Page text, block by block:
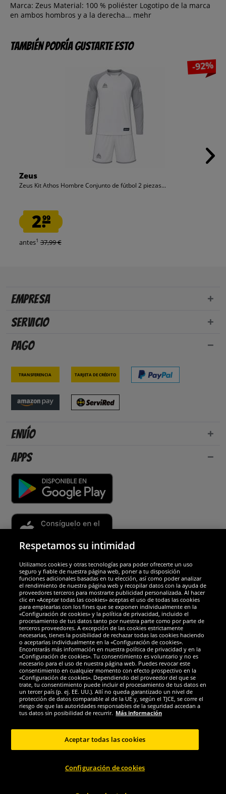
Marca: Zeus Material: 100 % poliéster Logotipo de la marca
en ambos hombros y a la derecha... mehr
También podría gustarte esto
-92%
Zeus
Zeus Kit Athos Hombre Conjunto de fútbol 2 piezas...
2.99
antes1 37,99 €
Empresa
Servicio
Pago
Transferencia Tarjeta de crédito
Envío
Apps
Socios y seguridad
Galardones
Redes sociales
Todos los derechos reservados
Respetamos su intimidad
Utilizamos cookies y otras tecnologías para poder ofrecerte un uso
seguro y fiable de nuestra página web, poner a tu disposición
funciones adicionales basadas en tu elección, así como poder analizar
el rendimiento de nuestra página web y recopilar datos con la ayuda de
proveedores terceros para mostrarte publicidad personalizada. Al hacer
clic en «Aceptar todas las cookies» aceptas el uso de todas las cookies
para emplearlas con los fines que se exponen individualmente en la
«Configuración de cookies» y la política de privacidad, incluido el
procesamiento de tus datos tanto por nuestra parte como por parte de
terceros proveedores. A excepción de las cookies estrictamente
necesarias, tienes la posibilidad de rechazar todas las cookies haciendo
o aceptarlas individualmente en la «Configuración de cookies».
Encontrarás más información en nuestra política de privacidad y en la
«Configuración de cookies». Tu consentimiento es voluntario y no es
necesario para el uso de nuestra página web. Puedes revocar este
consentimiento en cualquier momento con efecto prospectivo en la
«Configuración de cookies». Dependiendo del proveedor del que se
trate, tu consentimiento puede incluir el procesamiento de tus datos en
un tercer país (p. ej. EE. UU.). Allí no queda garantizado un nivel de
protección de datos comparable al de la UE y, según el TJCE, se corre el
riesgo de que las autoridades responsables de la seguridad accedan a
tus datos sin posibilidad de recurrir. Más información
Configuración de cookies
Aceptar todas las cookies